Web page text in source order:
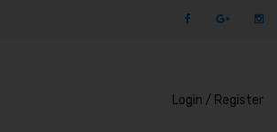
Login / Register